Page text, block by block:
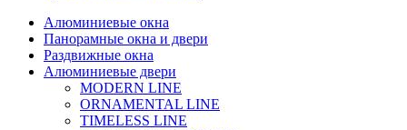
Алюминиевые окна
Панорамные окна и двери
Раздвижные окна
Алюминиевые двери
MODERN LINE
ORNAMENTAL LINE
TIMELESS LINE